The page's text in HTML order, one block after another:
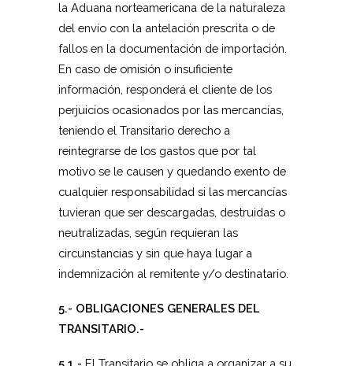
la Aduana norteamericana de la naturaleza
del envío con la antelación prescrita o de
fallos en la documentación de importación.
En caso de omisión o insuficiente
información, responderá el cliente de los
perjuicios ocasionados por las mercancías,
teniendo el Transitario derecho a
reintegrarse de los gastos que por tal
motivo se le causen y quedando exento de
cualquier responsabilidad si las mercancías
tuvieran que ser descargadas, destruidas o
neutralizadas, según requieran las
circunstancias y sin que haya lugar a
indemnización al remitente y/o destinatario.
5.- OBLIGACIONES GENERALES DEL
TRANSITARIO.-
5.1.- El Transitario se obliga a organizar a su